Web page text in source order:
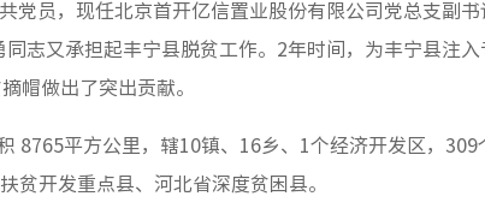
党员，现任北京首开亿信置业股份有限公司党总支副
志又承担起丰宁县脱贫工作。2年时间，为丰宁县注
帽做出了突出贡献。
8765平方公里，辖10镇、16乡、1个经济开发区，
贫开发重点县、河北省深度贫困县。